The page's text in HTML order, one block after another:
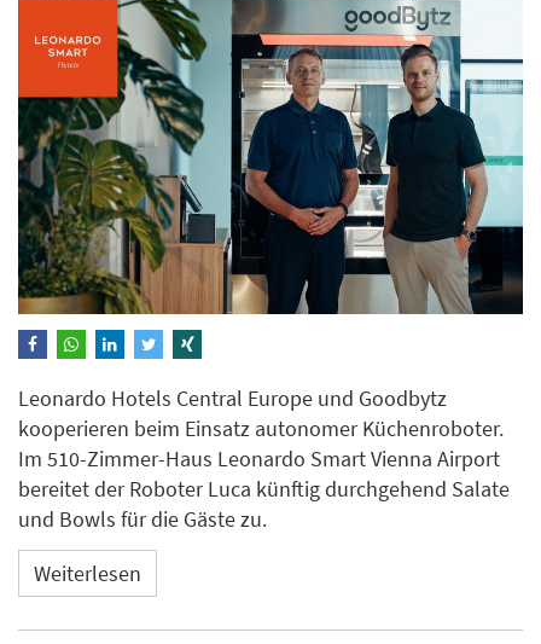
Leonardo Hotels Central Europe und Goodbytz
kooperieren beim Einsatz autonomer Küchenroboter.
Im 510-Zimmer-Haus Leonardo Smart Vienna Airport
bereitet der Roboter Luca künftig durchgehend Salate
und Bowls für die Gäste zu.
Weiterlesen